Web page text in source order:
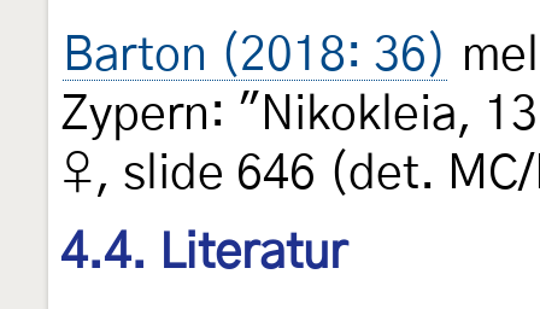
Barton (2018: 36)
Zypern: "Nikokleia,
♀, slide 646 (det.
4.4. Literatur